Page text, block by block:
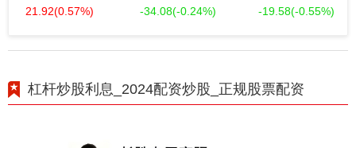
21.92(0.57%) -34.08(-0.24%) -19.58(-0.55%)
杠杆炒股利息_2024配资炒股_正规股票配资